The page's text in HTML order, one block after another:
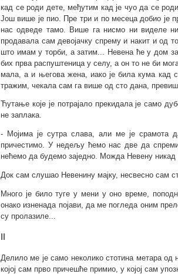
кад се роди дете, међутим кад је чуо да се
Још више је пио. Пре три и по месеца добио је
нас одведе тамо. Више га нисмо ни виделе
продавала сам девојачку спрему и накит и од
што имам у торби, а затим... Невена ће у дом
бих прва распуштеница у селу, а он то не би
мала, а и његова жена, иако је била кума кад
тражим, чекала сам га више од сто дана,
Ћутање које је потрајало прекидала је само
не заплака.
- Мојима је сутра слава, али ме је
причестимо. У недељу ћемо нас две да
нећемо да будемо заједно. Можда Невену
Док сам слушао Невенину мајку, несвесно сам
Много је било туге у мени у оно време,
онако изненада појави, да ме погледа оним
су пролазиле...
II
Делило ме је само неколико стотина метара
којој сам прво причешће примио, у којој сам